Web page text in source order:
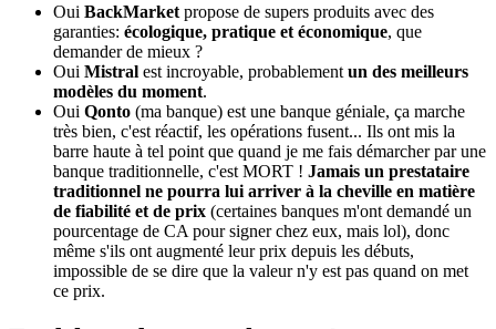
Oui BackMarket propose de supers produits avec des
garanties: écologique, pratique et économique, que
demander de mieux ?
Oui Mistral est incroyable, probablement un des meilleurs
modèles du moment.
Oui Qonto (ma banque) est une banque géniale, ça marche
très bien, c'est réactif, les opérations fusent... Ils ont mis la
barre haute à tel point que quand je me fais démarcher par une
banque traditionnelle, c'est MORT ! Jamais un prestataire
traditionnel ne pourra lui arriver à la cheville en matière
de fiabilité et de prix (certaines banques m'ont demandé un
pourcentage de CA pour signer chez eux, mais lol), donc
même s'ils ont augmenté leur prix depuis les débuts,
impossible de se dire que la valeur n'y est pas quand on met
ce prix.